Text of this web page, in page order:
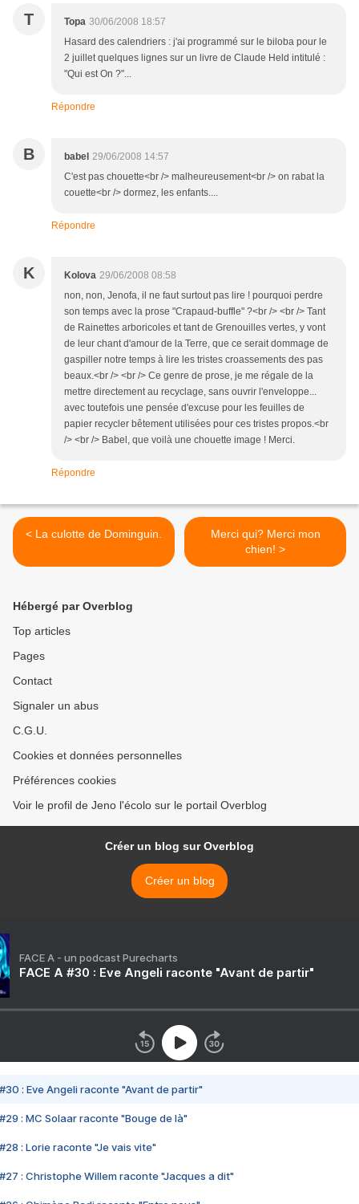
T Topa 30/06/2008 18:57
Hasard des calendriers : j'ai programmé sur le biloba pour le
2 juillet quelques lignes sur un livre de Claude Held intitulé :
"Qui est On ?"...
Répondre
B babel 29/06/2008 14:57
C'est pas chouette<br /> malheureusement<br /> on rabat la
couette<br /> dormez, les enfants....
Répondre
K Kolova 29/06/2008 08:58
non, non, Jenofa, il ne faut surtout pas lire ! pourquoi perdre
son temps avec la prose "Crapaud-buffle" ?<br /> <br /> Tant
de Rainettes arboricoles et tant de Grenouilles vertes, y vont
de leur chant d'amour de la Terre, que ce serait dommage de
gaspiller notre temps à lire les tristes croassements des pas
beaux.<br /> <br /> Ce genre de prose, je me régale de la
mettre directement au recyclage, sans ouvrir l'enveloppe...
avec toutefois une pensée d'excuse pour les feuilles de
papier recycler bêtement utilisées pour ces tristes propos.<br
/> <br /> Babel, que voilà une chouette image ! Merci.
Répondre
< La culotte de Dominguin.
Merci qui? Merci mon
chien! >
Hébergé par Overblog
Top articles
Pages
Contact
Signaler un abus
C.G.U.
Cookies et données personnelles
Préférences cookies
Voir le profil de Jeno l'écolo sur le portail Overblog
Créer un blog sur Overblog
Créer un blog
FACE A - un podcast Purecharts
FACE A #30 : Eve Angeli raconte "Avant de partir"
#30 : Eve Angeli raconte "Avant de partir"
#29 : MC Solaar raconte "Bouge de là"
#28 : Lorie raconte "Je vais vite"
#27 : Christophe Willem raconte "Jacques a dit"